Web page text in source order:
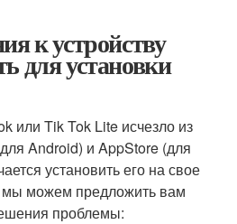
к устройству
для установки
или Tik Tok Lite исчезло из
Android) и AppStore (для
установить его на свое
мы можем предложить вам
проблемы: